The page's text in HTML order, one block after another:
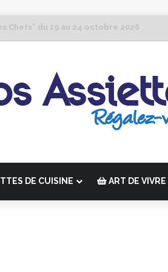
Chefs” du 19 au 24 octobre 2026
DE CUISINE ART DE VIVRE